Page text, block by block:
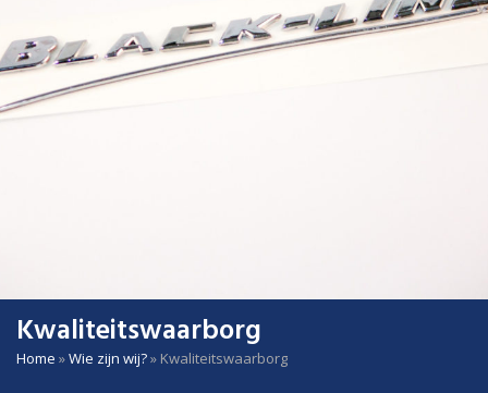
Kwaliteitswaarborg
Home »Wie zijn wij?» Kwaliteitswaarborg